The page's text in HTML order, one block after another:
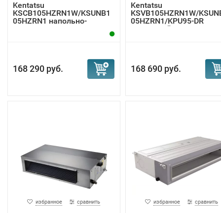
Kentatsu
KSCB105HZRN1W/KSUNB1
05HZRN1 напольно-
168 290 руб.
Kentatsu
KSVB105HZRN1W/
05HZRN1/KPU95-DR
кассетный к...
168 690 руб.
избранное сравнить избранное сравнить